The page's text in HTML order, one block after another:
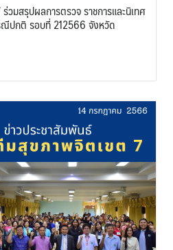
มสรุปผลการตรวจ ราชการและนิเทศ
ปกติ รอบที่ 212566 จังหวัด